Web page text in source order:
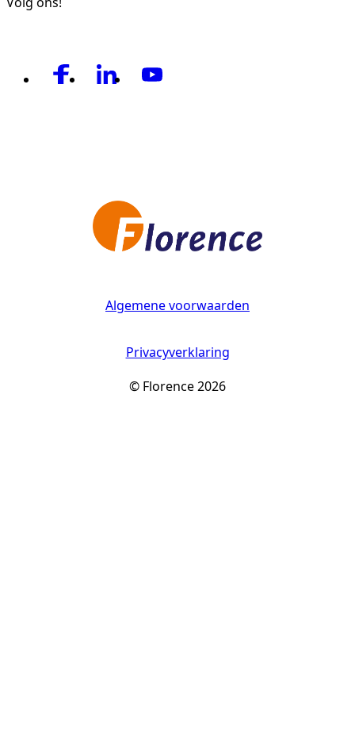
Algemene voorwaarden
Privacyverklaring
© Florence 2026